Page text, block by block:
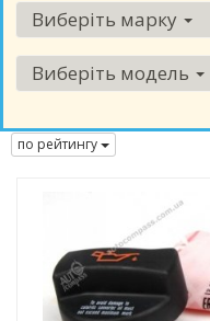
Виберіть марку
Виберіть модель
по рейтингу